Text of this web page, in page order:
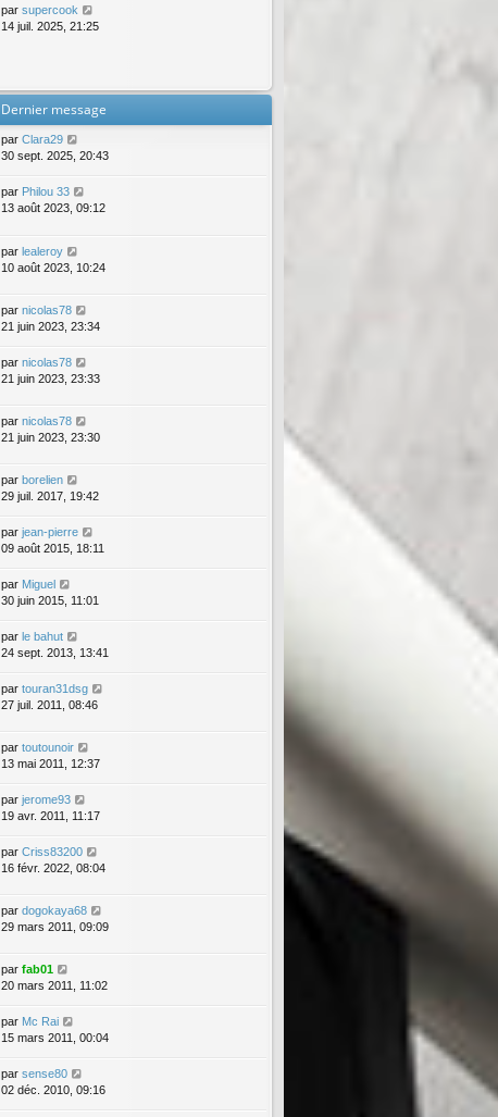
par supercook
14 juil. 2025, 21:25
Dernier message
par Clara29
30 sept. 2025, 20:43
par Philou 33
13 août 2023, 09:12
par lealeroy
10 août 2023, 10:24
par nicolas78
21 juin 2023, 23:34
par nicolas78
21 juin 2023, 23:33
par nicolas78
21 juin 2023, 23:30
par borelien
29 juil. 2017, 19:42
par jean-pierre
09 août 2015, 18:11
par Miguel
30 juin 2015, 11:01
par le bahut
24 sept. 2013, 13:41
par touran31dsg
27 juil. 2011, 08:46
par toutounoir
13 mai 2011, 12:37
par jerome93
19 avr. 2011, 11:17
par Criss83200
16 févr. 2022, 08:04
par dogokaya68
29 mars 2011, 09:09
par fab01
20 mars 2011, 11:02
par Mc Rai
15 mars 2011, 00:04
par sense80
02 déc. 2010, 09:16